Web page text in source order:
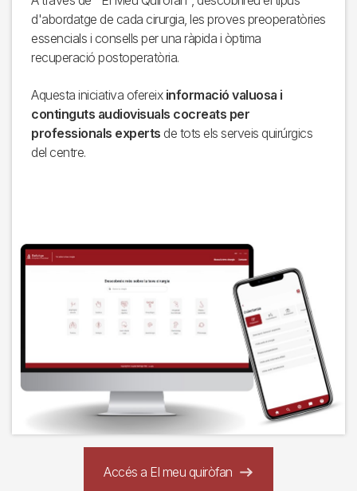
d'abordatge de cada cirurgia, les proves preoperatòries
essencials i consells per una ràpida i òptima
recuperació postoperatòria.
Aquesta iniciativa ofereix informació valuosa i
continguts audiovisuals cocreats per
professionals experts de tots els serveis quirúrgics
del centre.
Accés a El meu quiròfan